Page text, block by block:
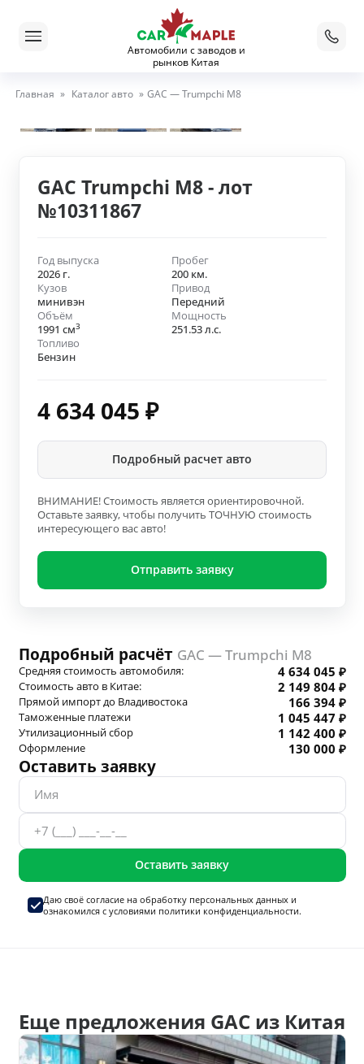
Автомобили с заводов и
рынков Китая
Главная » Каталог авто » GAC — Trumpchi M8
GAC Trumpchi M8 - лот
№10311867
Год выпуска
2026 г.
Пробег
200 км.
Кузов
минивэн
Привод
Передний
Объём
1991 см3
Мощность
251.53 л.с.
Топливо
Бензин
4 634 045 ₽
Подробный расчет авто
ВНИМАНИЕ! Стоимость является ориентировочной.
Оставьте заявку, чтобы получить ТОЧНУЮ стоимость
интересующего вас авто!
Отправить заявку
Подробный расчёт GAC — Trumpchi M8
Средняя стоимость автомобиля: 4 634 045 ₽
Стоимость авто в Китае: 2 149 804 ₽
Прямой импорт до Владивостока 166 394 ₽
Таможенные платежи 1 045 447 ₽
Утилизационный сбор 1 142 400 ₽
Оформление 130 000 ₽
Оставить заявку
Оставить заявку
Даю своё согласие на обработку персональных данныхи
ознакомился с условиями политики конфиденциальности.
Еще предложения GAC из Китая